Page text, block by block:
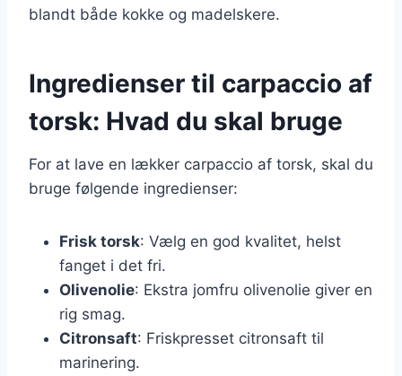
blandt både kokke og madelskere.
Ingredienser til carpaccio af
torsk: Hvad du skal bruge
For at lave en lækker carpaccio af torsk, skal du
bruge følgende ingredienser:
Frisk torsk: Vælg en god kvalitet, helst
fanget i det fri.
Olivenolie: Ekstra jomfru olivenolie giver en
rig smag.
Citronsaft: Friskpresset citronsaft til
marinering.